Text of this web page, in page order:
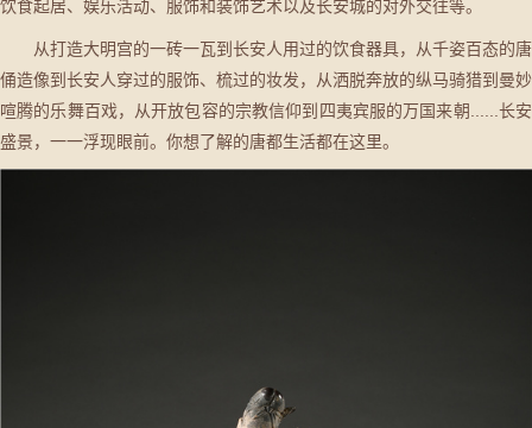
饮食起居、娱乐活动、服饰和装饰艺术以及长安城的对外交往等。
从打造大明宫的一砖一瓦到长安人用过的饮食器具，从千姿百态的唐
俑造像到长安人穿过的服饰、梳过的妆发，从洒脱奔放的纵马骑猎到曼妙
喧腾的乐舞百戏，从开放包容的宗教信仰到四夷宾服的万国来朝......长安
盛景，一一浮现眼前。你想了解的唐都生活都在这里。